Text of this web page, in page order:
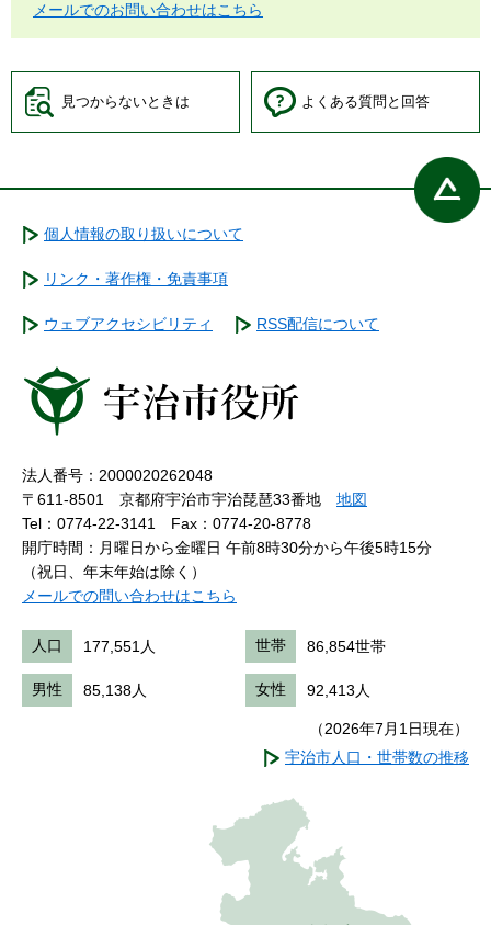
メールでのお問い合わせはこちら
見つからないときは よくある質問と回答
個人情報の取り扱いについて
リンク・著作権・免責事項
ウェブアクセシビリティ RSS配信について
法人番号：2000020262048
〒611-8501 京都府宇治市宇治琵琶33番地 地図
Tel：0774-22-3141
Fax：0774-20-8778
開庁時間：月曜日から金曜日 午前8時30分から午後5時15分
（祝日、年末年始は除く）
メールでの問い合わせはこちら
人口 177,551人 世帯 86,854世帯
男性 85,138人 女性 92,413人
（2026年7月1日現在）
宇治市人口・世帯数の推移